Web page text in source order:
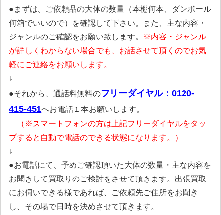
●まずは、ご依頼品の大体の数量（本棚何本、ダンボール
何箱でいいので）を確認して下さい。また、主な内容・
ジャンルのご確認をお願い致します。
※内容・ジャンル
が詳しくわからない場合でも、お話させて頂くのでお気
軽にご連絡をお願いします。
↓
●それから、通話料無料のフリーダイヤル：0120-
415-451へお電話１本お願いします。
（※スマートフォンの方は上記フリーダイヤルをタッ
プすると自動で電話のできる状態になります。）
↓
●お電話にて、予めご確認頂いた大体の数量・主な内容を
お聞きして買取りのご検討をさせて頂きます。出張買取
にお伺いできる様であれば、ご依頼先ご住所をお聞き
し、その場で日時を決めさせて頂きます。